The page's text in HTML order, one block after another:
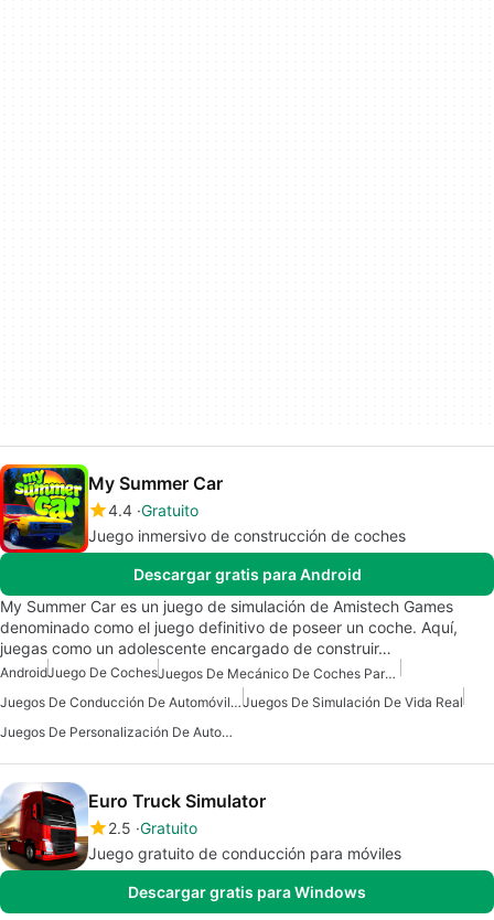
My Summer Car
4.4 Gratuito
Juego inmersivo de construcción de coches
Descargar gratis para Android
My Summer Car es un juego de simulación de Amistech Games
denominado como el juego definitivo de poseer un coche. Aquí,
juegas como un adolescente encargado de construir…
AndroidJuego De Coches
Juegos De Mecánico De Coches Para Android
Juegos De Conducción De Automóviles Para AndroidJuegos De Simulación De Vida Real
Juegos De Personalización De Automóviles
Euro Truck Simulator
2.5 Gratuito
Juego gratuito de conducción para móviles
Descargar gratis para Windows